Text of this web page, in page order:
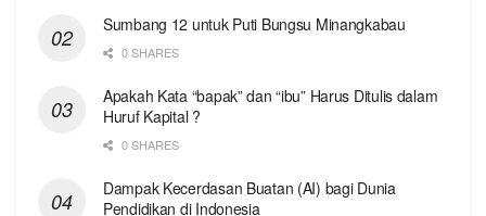
Sumbang 12 untuk Puti Bungsu Minangkabau
0 SHARES
Apakah Kata “bapak” dan “ibu” Harus Ditulis dalam
Huruf Kapital ?
0 SHARES
Dampak Kecerdasan Buatan (AI) bagi Dunia
Pendidikan di Indonesia